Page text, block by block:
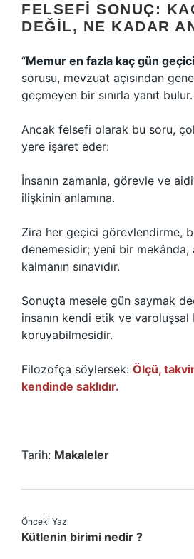
FELSEFI SONUÇ:
DEĞIL, NE KADAR
“Memur en fazla kaç gün
sorusu, mevzuat açısından
geçmeyen bir sınırla yanıt bulur.
Ancak felsefi olarak bu soru,
yere işaret eder:
İnsanın zamanla, görevle ve
ilişkinin anlamına.
Zira her geçici görevlendirme,
denemesidir; yeni bir mekânda,
kalmanın sınavıdır.
Sonuçta mesele gün saymak
insanın kendi etik ve varoluşsal
koruyabilmesidir.
Filozofça söylersek: Ölçü,
kendinde saklıdır.
Tarih: Makaleler
Önceki Yazı
Kütlenin birimi nedir ?